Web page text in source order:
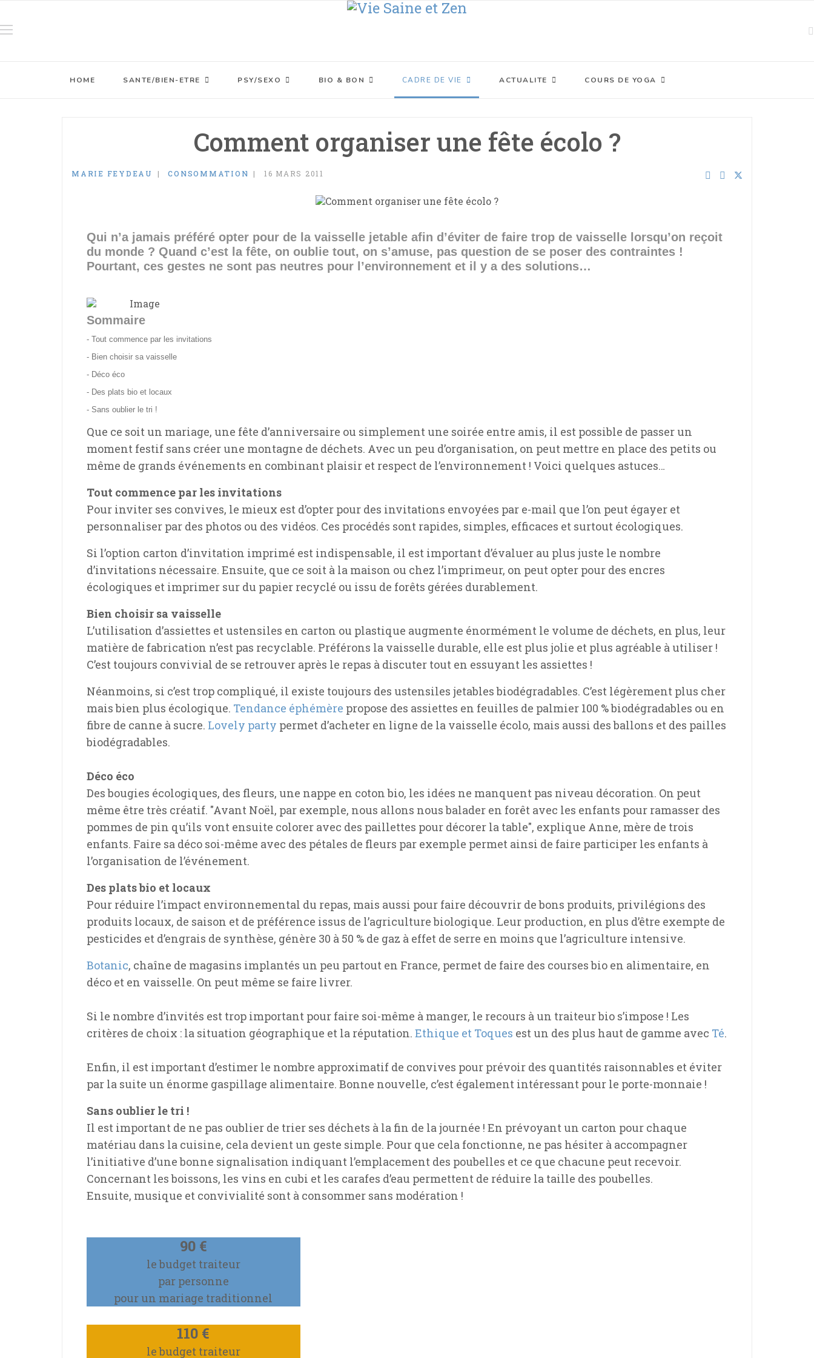
HOME SANTE/BIEN-ETRE PSY/SEXO BIO & BON CADRE DE VIE ACTUALITE COURS DE YOGA
Comment organiser une fête écolo ?
MARIE FEYDEAU CONSOMMATION 16 MARS 2011
Qui n’a jamais préféré opter pour de la vaisselle jetable afin d’éviter de faire trop de vaisselle lorsqu’on reçoit
du monde ? Quand c’est la fête, on oublie tout, on s’amuse, pas question de se poser des contraintes !
Pourtant, ces gestes ne sont pas neutres pour l’environnement et il y a des solutions…
Sommaire
- Tout commence par les invitations
- Bien choisir sa vaisselle
- Déco éco
- Des plats bio et locaux
- Sans oublier le tri !
Que ce soit un mariage, une fête d’anniversaire ou simplement une soirée entre amis, il est possible de passer un
moment festif sans créer une montagne de déchets. Avec un peu d’organisation, on peut mettre en place des petits ou
même de grands événements en combinant plaisir et respect de l’environnement ! Voici quelques astuces…
Tout commence par les invitations
Pour inviter ses convives, le mieux est d’opter pour des invitations envoyées par e-mail que l’on peut égayer et
personnaliser par des photos ou des vidéos. Ces procédés sont rapides, simples, efficaces et surtout écologiques.
Si l’option carton d’invitation imprimé est indispensable, il est important d’évaluer au plus juste le nombre
d’invitations nécessaire. Ensuite, que ce soit à la maison ou chez l’imprimeur, on peut opter pour des encres
écologiques et imprimer sur du papier recyclé ou issu de forêts gérées durablement.
Bien choisir sa vaisselle
L’utilisation d’assiettes et ustensiles en carton ou plastique augmente énormément le volume de déchets, en plus, leur
matière de fabrication n’est pas recyclable. Préférons la vaisselle durable, elle est plus jolie et plus agréable à utiliser !
C’est toujours convivial de se retrouver après le repas à discuter tout en essuyant les assiettes !
Néanmoins, si c’est trop compliqué, il existe toujours des ustensiles jetables biodégradables. C’est légèrement plus cher
mais bien plus écologique. Tendance éphémère propose des assiettes en feuilles de palmier 100 % biodégradables ou en
fibre de canne à sucre. Lovely party permet d’acheter en ligne de la vaisselle écolo, mais aussi des ballons et des pailles
biodégradables.
Déco éco
Des bougies écologiques, des fleurs, une nappe en coton bio, les idées ne manquent pas niveau décoration. On peut
même être très créatif. "Avant Noël, par exemple, nous allons nous balader en forêt avec les enfants pour ramasser des
pommes de pin qu’ils vont ensuite colorer avec des paillettes pour décorer la table", explique Anne, mère de trois
enfants. Faire sa déco soi-même avec des pétales de fleurs par exemple permet ainsi de faire participer les enfants à
l’organisation de l’événement.
Des plats bio et locaux
Pour réduire l’impact environnemental du repas, mais aussi pour faire découvrir de bons produits, privilégions des
produits locaux, de saison et de préférence issus de l’agriculture biologique. Leur production, en plus d’être exempte de
pesticides et d’engrais de synthèse, génère 30 à 50 % de gaz à effet de serre en moins que l’agriculture intensive.
Botanic, chaîne de magasins implantés un peu partout en France, permet de faire des courses bio en alimentaire, en
déco et en vaisselle. On peut même se faire livrer.
Si le nombre d’invités est trop important pour faire soi-même à manger, le recours à un traiteur bio s’impose ! Les
critères de choix : la situation géographique et la réputation. Ethique et Toques est un des plus haut de gamme avec Té.
Enfin, il est important d’estimer le nombre approximatif de convives pour prévoir des quantités raisonnables et éviter
par la suite un énorme gaspillage alimentaire. Bonne nouvelle, c’est également intéressant pour le porte-monnaie !
Sans oublier le tri !
Il est important de ne pas oublier de trier ses déchets à la fin de la journée ! En prévoyant un carton pour chaque
matériau dans la cuisine, cela devient un geste simple. Pour que cela fonctionne, ne pas hésiter à accompagner
l’initiative d’une bonne signalisation indiquant l’emplacement des poubelles et ce que chacune peut recevoir.
Concernant les boissons, les vins en cubi et les carafes d’eau permettent de réduire la taille des poubelles.
Ensuite, musique et convivialité sont à consommer sans modération !
90 €
le budget traiteur
par personne
pour un mariage traditionnel
110 €
le budget traiteur